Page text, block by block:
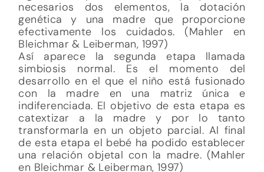
necesarios dos elementos, la dotación
genética y una madre que proporcione
efectivamente los cuidados. (Mahler en
Bleichmar & Leiberman, 1997)
Así aparece la segunda etapa llamada
simbiosis normal. Es el momento del
desarrollo en el que el niño está fusionado
con la madre en una matriz única e
indiferenciada. El objetivo de esta etapa es
catextizar a la madre y por lo tanto
transformarla en un objeto parcial. Al final
de esta etapa el bebé ha podido establecer
una relación objetal con la madre. (Mahler
en Bleichmar & Leiberman, 1997)